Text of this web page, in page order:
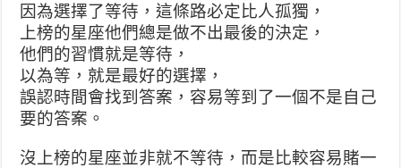
因為選擇了等待，這條路必定比人孤獨，
上榜的星座他們總是做不出最後的決定，
他們的習慣就是等待，
以為等，就是最好的選擇，
誤認時間會找到答案，容易等到了一個不是自己
要的答案。
沒上榜的星座並非就不等待，而是比較容易賭一